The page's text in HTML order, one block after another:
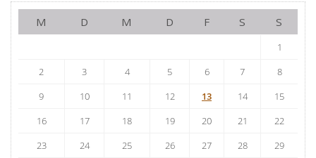
M D M D F S S
1
2
3 4 5 6 7
8
9
10 11 12 13 14
15
16
17 18 19 20 21
22
23
24 25 26 27 28
29